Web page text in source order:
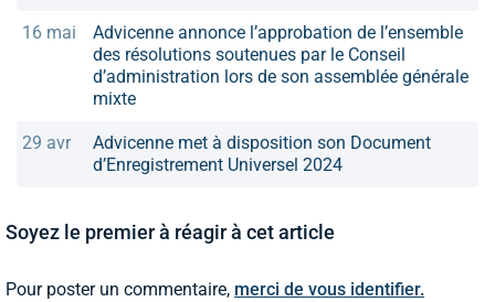
16 mai
Advicenne annonce l’approbation de l’ensemble
des résolutions soutenues par le Conseil
d’administration lors de son assemblée générale
mixte
29 avr
Advicenne met à disposition son Document
d’Enregistrement Universel 2024
Soyez le premier à réagir à cet article
Pour poster un commentaire, merci de vous identifier.